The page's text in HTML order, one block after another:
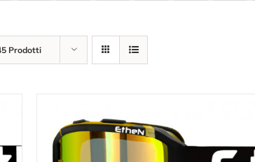
Prodotti